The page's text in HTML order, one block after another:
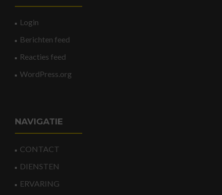
Login
Berichten feed
Reacties feed
WordPress.org
NAVIGATIE
CONTACT
DIENSTEN
ERVARING